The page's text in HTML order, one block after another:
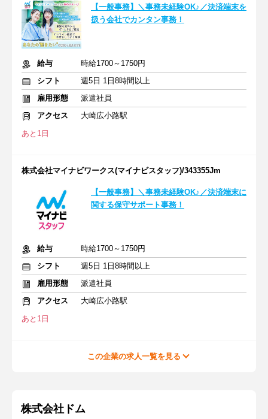
【一般事務】＼事務未経験OK♪／決済端末を
扱う会社でカンタン事務！
給与
時給1700～1750円
シフト
週5日 1日8時間以上
雇用形態
派遣社員
アクセス
大崎広小路駅
あと1日
株式会社マイナビワークス(マイナビスタッフ)/343355Jm
【一般事務】＼事務未経験OK♪／決済端末に
関する保守サポート事務！
給与
時給1700～1750円
シフト
週5日 1日8時間以上
雇用形態
派遣社員
アクセス
大崎広小路駅
あと1日
この企業の求人一覧を見る
株式会社ドム